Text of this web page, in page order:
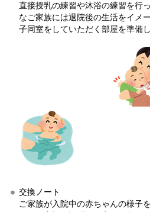
直接授乳の練習や沐浴の練習を行
なご家族には退院後の生活をイメ
子同室をしていただく部屋を準備し
交換ノート
ご家族が入院中の赤ちゃんの様子